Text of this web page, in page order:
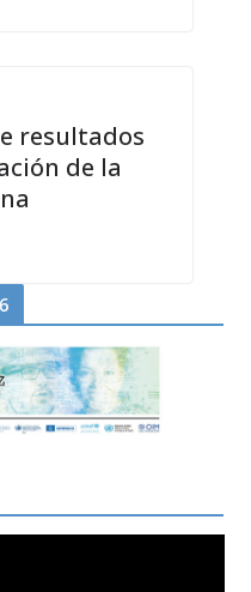
resultados
de la